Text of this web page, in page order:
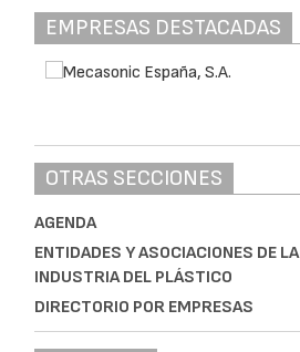
EMPRESAS DESTACADAS
OTRAS SECCIONES
AGENDA
ENTIDADES Y ASOCIACIONES DE LA
INDUSTRIA DEL PLÁSTICO
DIRECTORIO POR EMPRESAS